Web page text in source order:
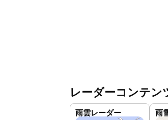
レーダーコンテン
雨雲レーダー 雨